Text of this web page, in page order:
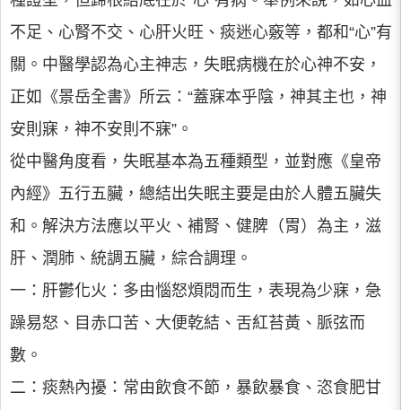
不足、心腎不交、心肝火旺、痰迷心竅等，都和“心”有
關。中醫學認為心主神志，失眠病機在於心神不安，
正如《景岳全書》所云：“蓋寐本乎陰，神其主也，神
安則寐，神不安則不寐”。
從中醫角度看，失眠基本為五種類型，並對應《皇帝
內經》五行五臟，總結出失眠主要是由於人體五臟失
和。解決方法應以平火、補腎、健脾（胃）為主，滋
肝、潤肺、統調五臟，綜合調理。
一：肝鬱化火：多由惱怒煩悶而生，表現為少寐，急
躁易怒、目赤口苦、大便乾結、舌紅苔黃、脈弦而
數。
二：痰熱內擾：常由飲食不節，暴飲暴食、恣食肥甘